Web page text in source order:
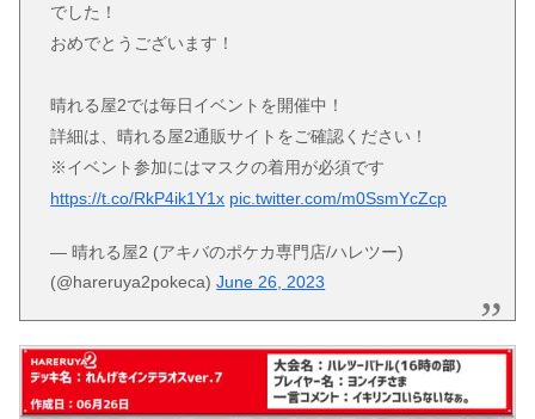
でした！
おめでとうございます！
晴れる屋2では毎日イベントを開催中！
詳細は、晴れる屋2通販サイトをご確認ください！
※イベント参加にはマスクの着用が必須です
https://t.co/RkP4ik1Y1x pic.twitter.com/m0SsmYcZcp
— 晴れる屋2 (アキバのポケカ専門店/ハレツー)
(@hareruya2pokeca)June 26, 2023